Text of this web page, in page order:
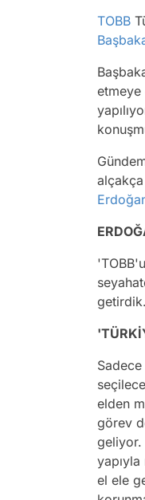
TOBB
etmeye
alçakça
getirdik.
elden
görev
geliyor.
el ele